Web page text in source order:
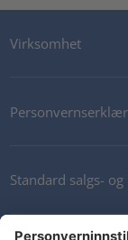
Virksomhet
Standard salgs-